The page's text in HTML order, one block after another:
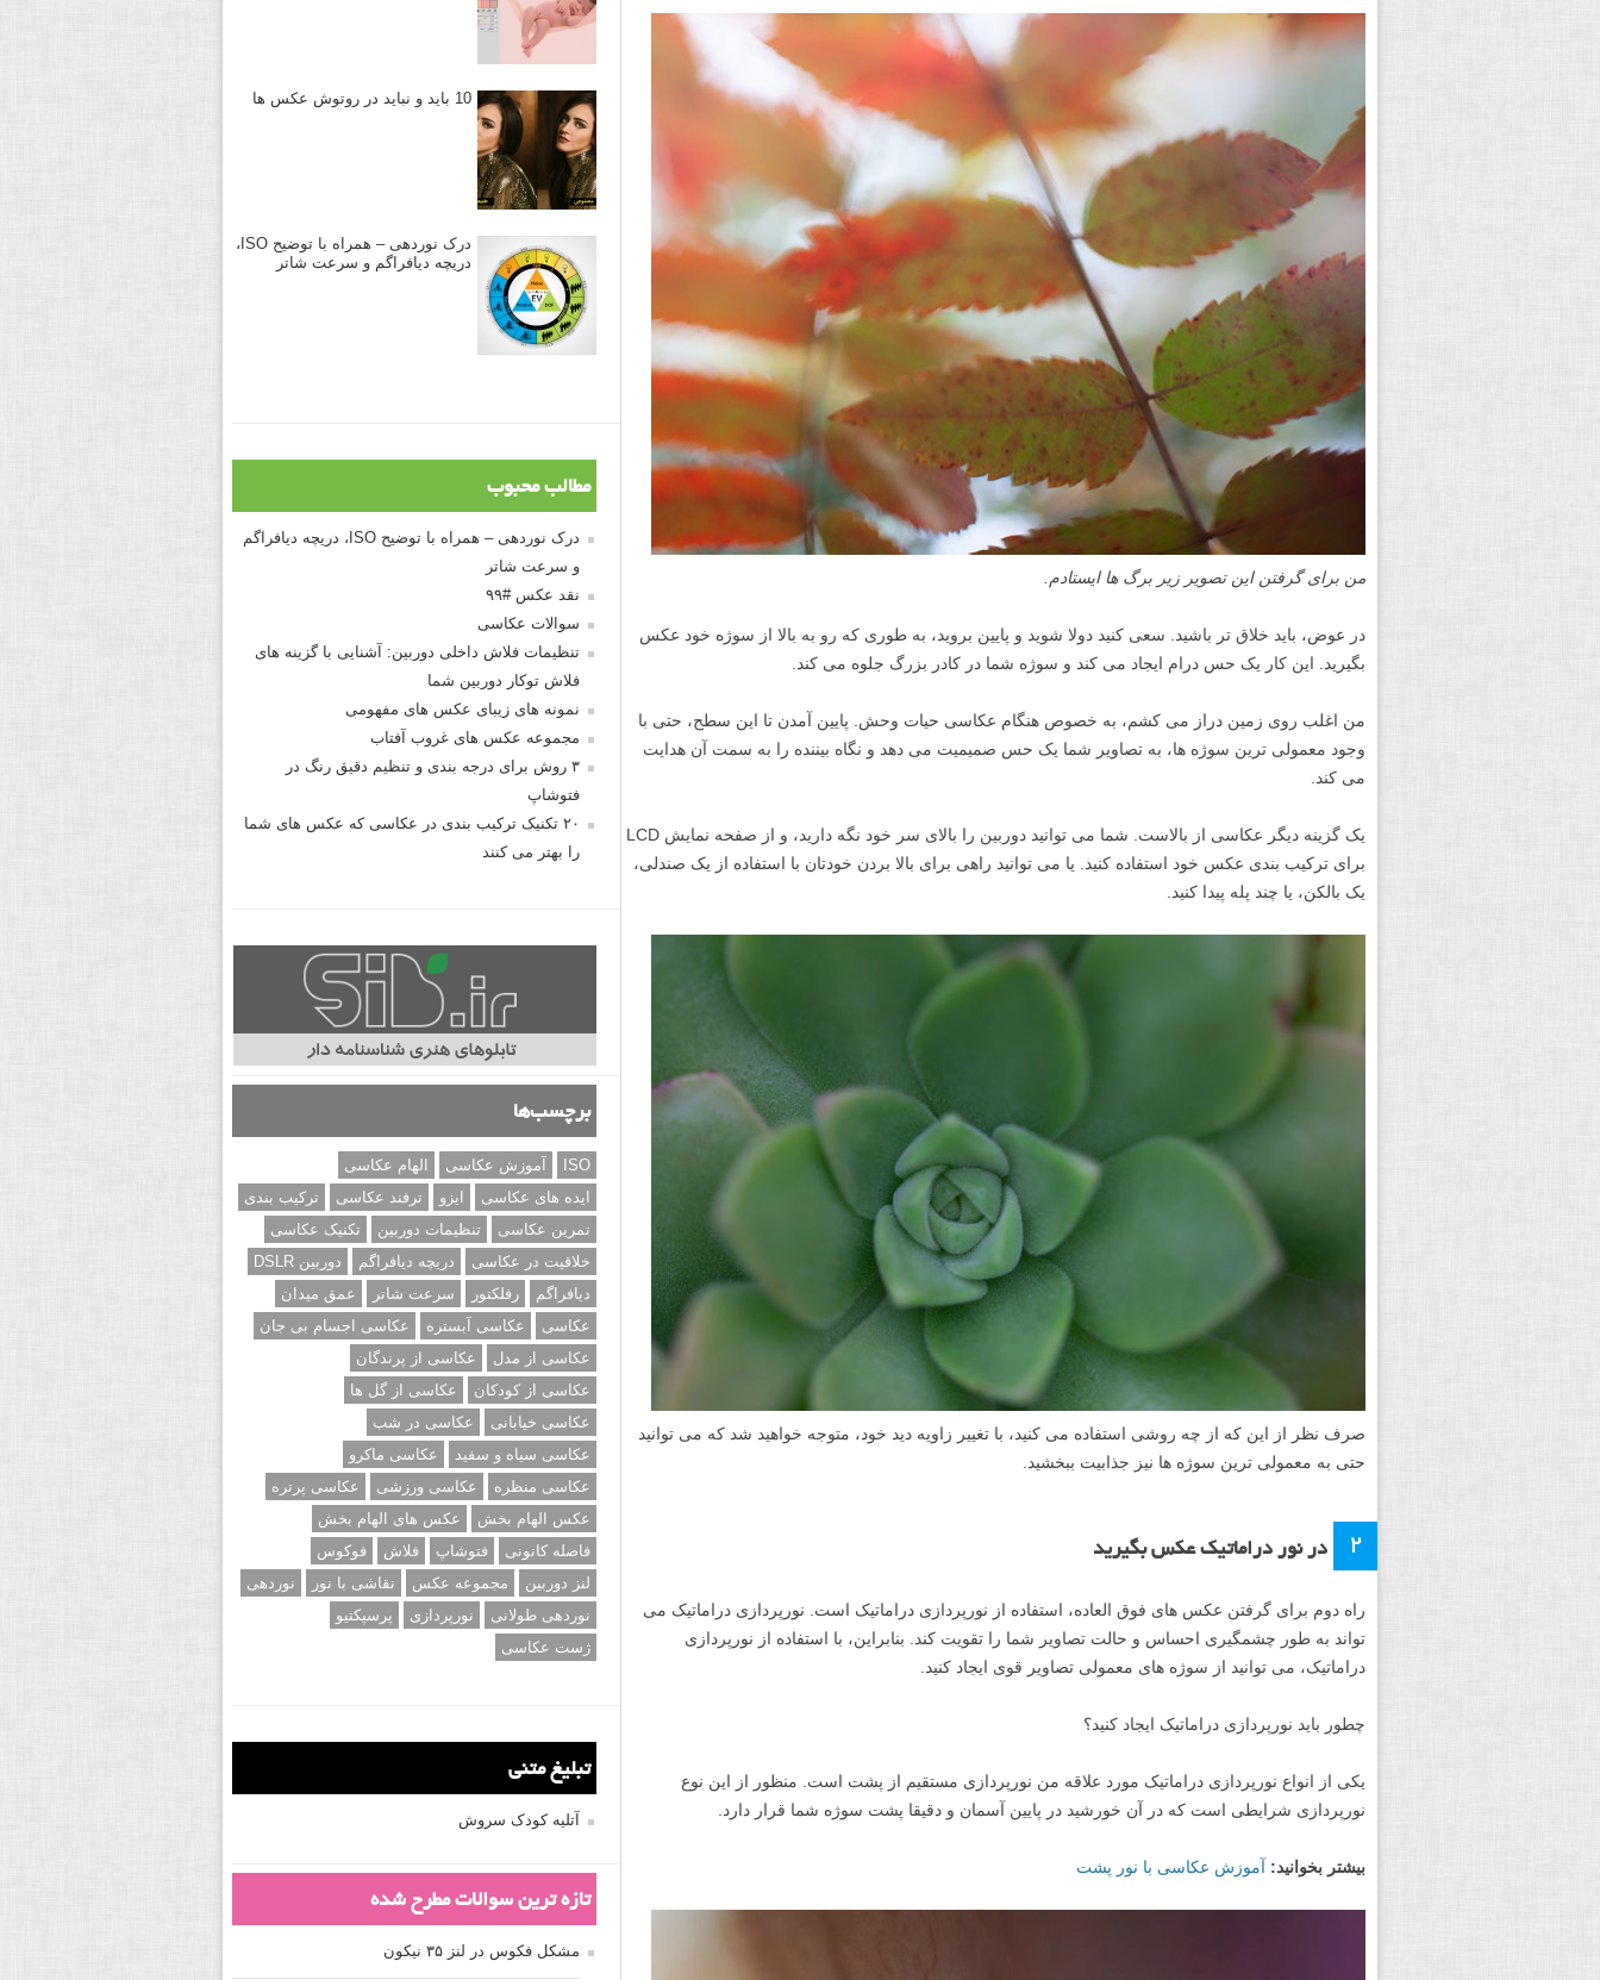
من برای گرفتن این تصویر زیر برگ ها ایستادم.
در عوض، باید خلاق تر باشید. سعی کنید دولا شوید و پایین بروید، به طوری که رو به بالا از سوژه خود عکس
بگیرید. این کار یک حس درام ایجاد می کند و سوژه شما در کادر بزرگ جلوه می کند.
من اغلب روی زمین دراز می کشم، به خصوص هنگام عکاسی حیات وحش. پایین آمدن تا این سطح، حتی با
وجود معمولی ترین سوژه ها، به تصاویر شما یک حس صمیمیت می دهد و نگاه بیننده را به سمت آن هدایت
می کند.
یک گزینه دیگر عکاسی از بالاست. شما می توانید دوربین را بالای سر خود نگه دارید، و از صفحه نمایش LCD
برای ترکیب بندی عکس خود استفاده کنید. یا می توانید راهی برای بالا بردن خودتان با استفاده از یک صندلی،
یک بالکن، یا چند پله پیدا کنید.
صرف نظر از این که از چه روشی استفاده می کنید، با تغییر زاویه دید خود، متوجه خواهید شد که می توانید
حتی به معمولی ترین سوژه ها نیز جذابیت ببخشید.
۲ در نور دراماتیک عکس بگیرید
راه دوم برای گرفتن عکس های فوق العاده، استفاده از نورپردازی دراماتیک است. نورپردازی دراماتیک می
تواند به طور چشمگیری احساس و حالت تصاویر شما را تقویت کند. بنابراین، با استفاده از نورپردازی
دراماتیک، می توانید از سوژه های معمولی تصاویر قوی ایجاد کنید.
چطور باید نورپردازی دراماتیک ایجاد کنید؟
یکی از انواع نورپردازی دراماتیک مورد علاقه من نورپردازی مستقیم از پشت است. منظور از این نوع
نورپردازی شرایطی است که در آن خورشید در پایین آسمان و دقیقا پشت سوژه شما قرار دارد.
بیشتر بخوانید: آموزش عکاسی با نور پشت
10 باید و نباید در روتوش عکس ها
درک نوردهی – همراه با توضیح ISO،
دریچه دیافراگم و سرعت شاتر
مطالب محبوب
درک نوردهی – همراه با توضیح ISO، دریچه دیافراگم
و سرعت شاتر
نقد عکس #۹۹
سوالات عکاسی
تنظیمات فلاش داخلی دوربین: آشنایی با گزینه های
فلاش توکار دوربین شما
نمونه های زیبای عکس های مفهومی
مجموعه عکس های غروب آفتاب
۳ روش برای درجه بندی و تنظیم دقیق رنگ در
فتوشاپ
۲۰ تکنیک ترکیب بندی در عکاسی که عکس های شما
را بهتر می کنند
برچسب‌ها
ISO آموزش عکاسی
الهام عکاسی
ایده های عکاسی
ایزو ترفند عکاسی
ترکیب بندی
تمرین عکاسی
تنظیمات دوربین
تکنیک عکاسی
خلاقیت در عکاسی
دریچه دیافراگم
دوربین DSLR
دیافراگم
رفلکتور سرعت شاتر
عمق میدان
عکاسی
عکاسی آبستره
عکاسی اجسام بی جان
عکاسی از مدل
عکاسی از پرندگان
عکاسی از کودکان
عکاسی از گل ها
عکاسی خیابانی
عکاسی در شب
عکاسی سیاه و سفید
عکاسی ماکرو
عکاسی منظره
عکاسی ورزشی
عکاسی پرتره
عکس الهام بخش
عکس های الهام بخش
فاصله کانونی
فتوشاپ فلاش
فوکوس
لنز دوربین
مجموعه عکس نقاشی با نور
نوردهی
نوردهی طولانی
نورپردازی
پرسپکتیو
ژست عکاسی
تبلیغ متنی
آتلیه کودک سروش
تازه ترین سوالات مطرح شده
مشکل فکوس در لنز ۳۵ نیکون